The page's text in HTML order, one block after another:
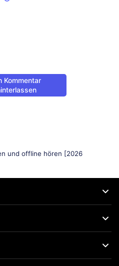
Kommentar
und offline hören [2026